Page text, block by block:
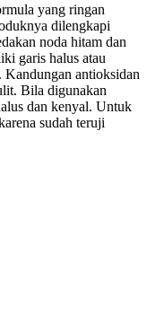
yang ringan
dilengkapi
noda hitam dan
garis halus atau
antioksidan
Bila digunakan
dan kenyal. Untuk
sudah teruji